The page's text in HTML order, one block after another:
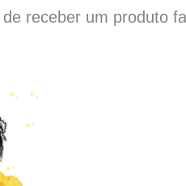
receber um produto